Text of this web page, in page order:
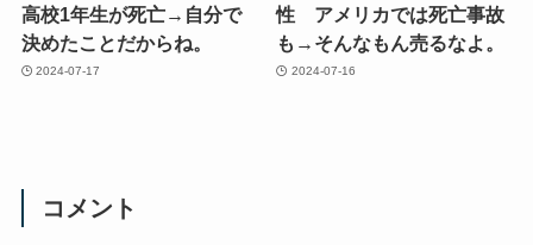
高校1年生が死亡→自分で
決めたことだからね。
2024-07-17
性 アメリカでは死亡事故
も→そんなもん売るなよ。
2024-07-16
コメント